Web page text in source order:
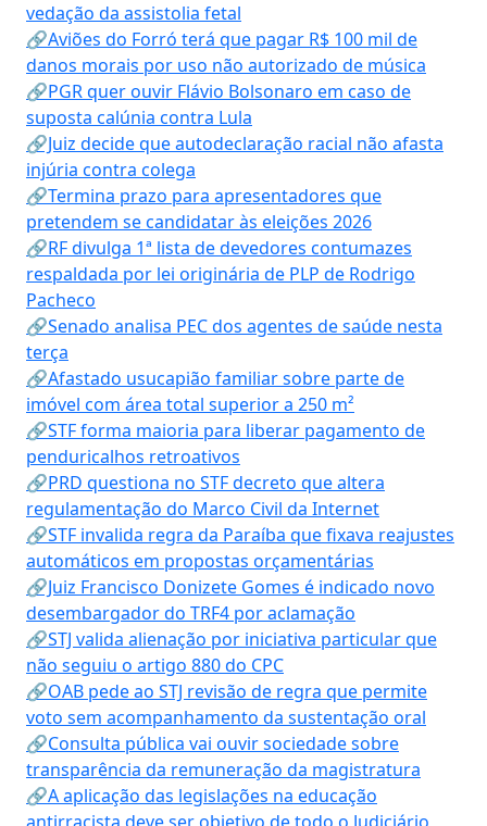
vedação da assistolia fetal
🔗Aviões do Forró terá que pagar R$ 100 mil de
danos morais por uso não autorizado de música
🔗PGR quer ouvir Flávio Bolsonaro em caso de
suposta calúnia contra Lula
🔗Juiz decide que autodeclaração racial não afasta
injúria contra colega
🔗Termina prazo para apresentadores que
pretendem se candidatar às eleições 2026
🔗RF divulga 1ª lista de devedores contumazes
respaldada por lei originária de PLP de Rodrigo
Pacheco
🔗Senado analisa PEC dos agentes de saúde nesta
terça
🔗Afastado usucapião familiar sobre parte de
imóvel com área total superior a 250 m²
🔗STF forma maioria para liberar pagamento de
penduricalhos retroativos
🔗PRD questiona no STF decreto que altera
regulamentação do Marco Civil da Internet
🔗STF invalida regra da Paraíba que fixava reajustes
automáticos em propostas orçamentárias
🔗Juiz Francisco Donizete Gomes é indicado novo
desembargador do TRF4 por aclamação
🔗STJ valida alienação por iniciativa particular que
não seguiu o artigo 880 do CPC
🔗OAB pede ao STJ revisão de regra que permite
voto sem acompanhamento da sustentação oral
🔗Consulta pública vai ouvir sociedade sobre
transparência da remuneração da magistratura
🔗A aplicação das legislações na educação